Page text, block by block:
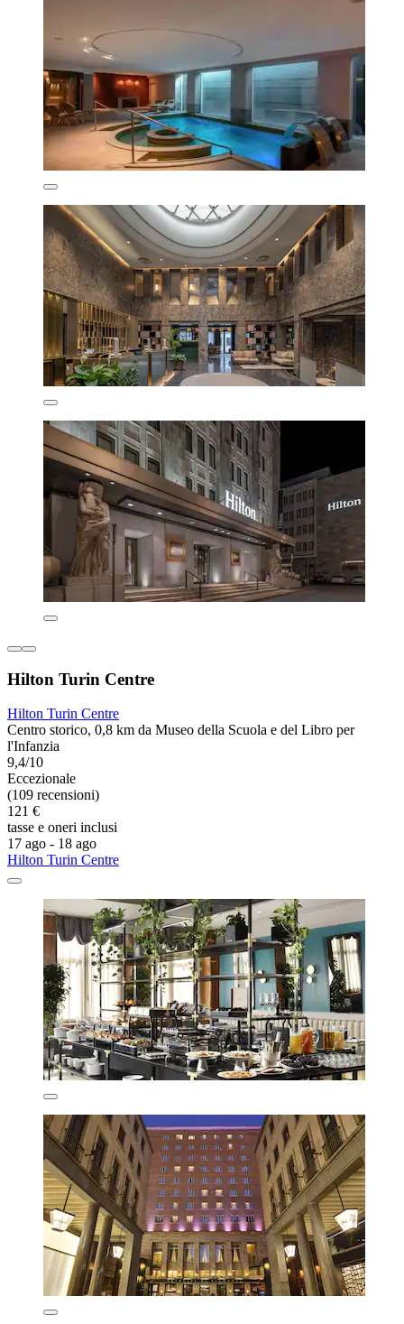
Hilton Turin Centre
Hilton Turin Centre
Centro storico, 0,8 km da Museo della Scuola e del Libro per
l'Infanzia
9,4/10
Eccezionale
(109 recensioni)
121 €
tasse e oneri inclusi
17 ago - 18 ago
Hilton Turin Centre